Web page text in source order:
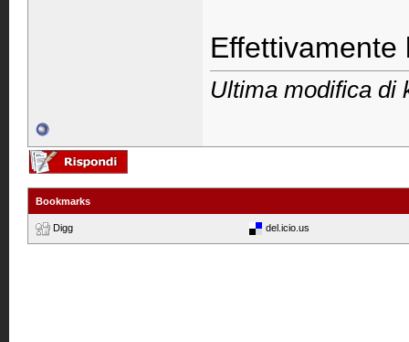
Ultima modifica di
Bookmarks
Digg del.icio.us